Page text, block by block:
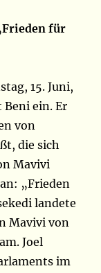
Frieden für
15. Juni,
Beni ein. Er
von
die sich
Mavivi
„Frieden
landete
Mavivi von
Joel
im